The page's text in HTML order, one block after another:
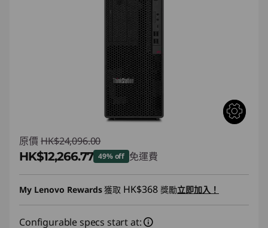
原價 HK$24,096.00
HK$12,266.77 49% off 免運費
即省 :-HK$11,829.23
My Lenovo Rewards獲取 HK$368 獎勵立即加入！
Configurable specs start at: